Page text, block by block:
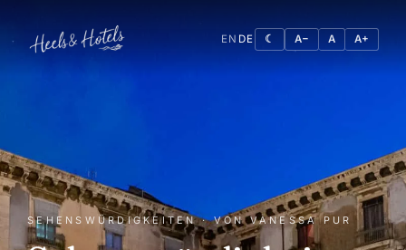
EN DE ☾ A− A A+
SEHENSWÜRDIGKEITEN · VON VANESSA PUR